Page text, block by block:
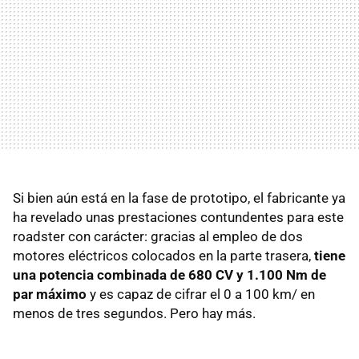
Si bien aún está en la fase de prototipo, el fabricante ya
ha revelado unas prestaciones contundentes para este
roadster con carácter: gracias al empleo de dos
motores eléctricos colocados en la parte trasera, tiene
una potencia combinada de 680 CV y 1.100 Nm de
par máximo y es capaz de cifrar el 0 a 100 km/ en
menos de tres segundos. Pero hay más.